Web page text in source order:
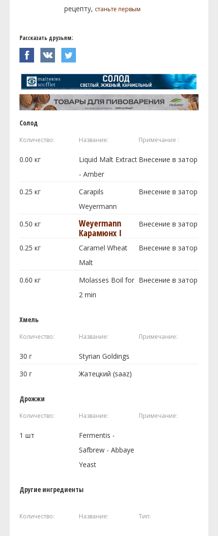
рецепту, станьте первым
Рассказать друзьям:
Солод
Количество: Название: Примечание :
0.00 кг
Liquid Malt Extract
- Amber
Внесение в затор
0.25 кг
Carapils
Weyermann
Внесение в затор
0.50 кг
Weyermann
Карамюнх I
Внесение в затор
0.25 кг
Caramel Wheat
Malt
Внесение в затор
0.60 кг
Molasses Boil for
2 min
Внесение в затор
Хмель
Количество: Название: Примечание:
30 г
Styrian Goldings
30 г Жатецкий (saaz)
Дрожжи
Количество: Название: Примечание:
1 шт
Fermentis -
Safbrew - Abbaye
Yeast
Другие ингредиенты
Количество: Название: Тип: